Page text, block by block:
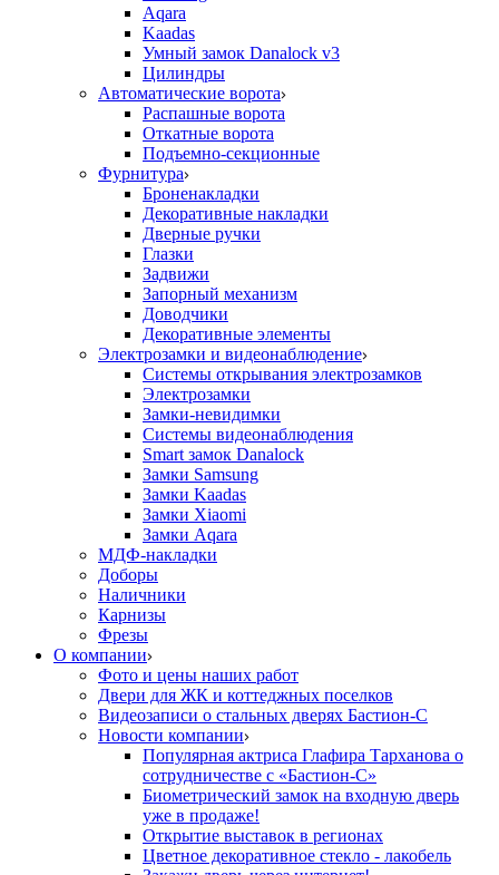
Aqara
Kaadas
Умный замок Danalock v3
Цилиндры
Автоматические ворота
Распашные ворота
Откатные ворота
Подъемно-секционные
Фурнитура
Броненакладки
Декоративные накладки
Дверные ручки
Глазки
Задвижи
Запорный механизм
Доводчики
Декоративные элементы
Электрозамки и видеонаблюдение
Системы открывания электрозамков
Электрозамки
Замки-невидимки
Системы видеонаблюдения
Smart замок Danalock
Замки Samsung
Замки Kaadas
Замки Xiaomi
Замки Aqara
МДФ-накладки
Доборы
Наличники
Карнизы
Фрезы
О компании
Фото и цены наших работ
Двери для ЖК и коттеджных поселков
Видеозаписи о стальных дверях Бастион-С
Новости компании
Популярная актриса Глафира Тарханова о
сотрудничестве с «Бастион-С»
Биометрический замок на входную дверь
уже в продаже!
Открытие выставок в регионах
Цветное декоративное стекло - лакобель